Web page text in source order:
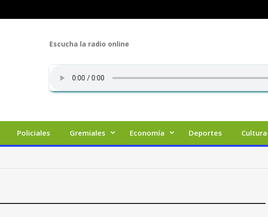
Escucha la radio online
Policiales Gremiales Economía Deportes Cultura